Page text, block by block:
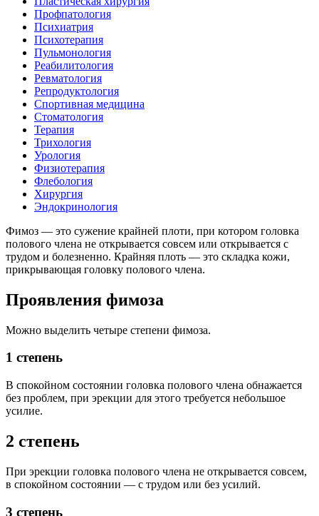
Профпатология
Психиатрия
Психотерапия
Пульмонология
Реабилитология
Ревматология
Репродуктология
Спортивная медицина
Стоматология
Терапия
Трихология
Урология
Физиотерапия
Флебология
Хирургия
Эндокринология
Фимоз — это сужение крайней плоти, при котором головка
полового члена не открывается совсем или открывается с
трудом и болезненно. Крайняя плоть — это складка кожи,
прикрывающая головку полового члена.
Проявления фимоза
Можно выделить четыре степени фимоза.
1 степень
В спокойном состоянии головка полового члена обнажается
без проблем, при эрекции для этого требуется небольшое
усилие.
2 степень
При эрекции головка полового члена не открывается совсем,
в спокойном состоянии — с трудом или без усилий.
3 степень